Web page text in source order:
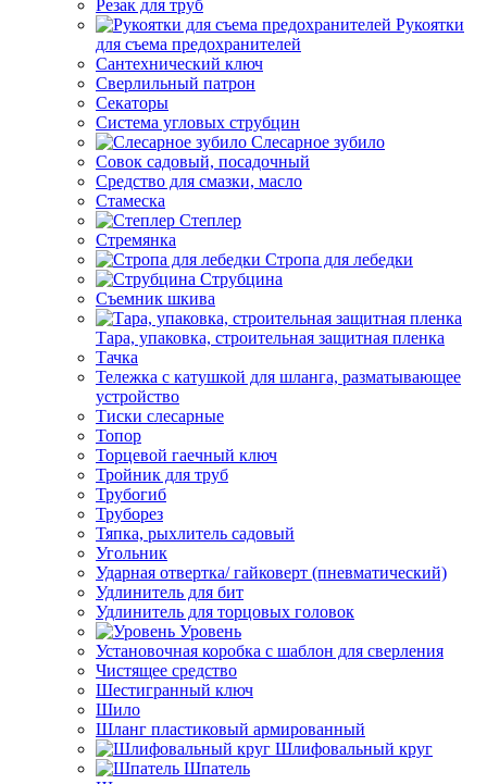
Резак для труб
Рукоятки
для съема предохранителей
Сантехнический ключ
Сверлильный патрон
Секаторы
Система угловых струбцин
Слесарное зубило
Совок садовый, посадочный
Средство для смазки, масло
Стамеска
Степлер
Стремянка
Стропа для лебедки
Струбцина
Съемник шкива
Тара, упаковка, строительная защитная пленка
Тачка
Тележка с катушкой для шланга, разматывающее
устройство
Тиски слесарные
Топор
Торцевой гаечный ключ
Тройник для труб
Трубогиб
Труборез
Тяпка, рыхлитель садовый
Угольник
Ударная отвертка/ гайковерт (пневматический)
Удлинитель для бит
Удлинитель для торцовых головок
Уровень
Установочная коробка с шаблон для сверления
Чистящее средство
Шестигранный ключ
Шило
Шланг пластиковый армированный
Шлифовальный круг
Шпатель